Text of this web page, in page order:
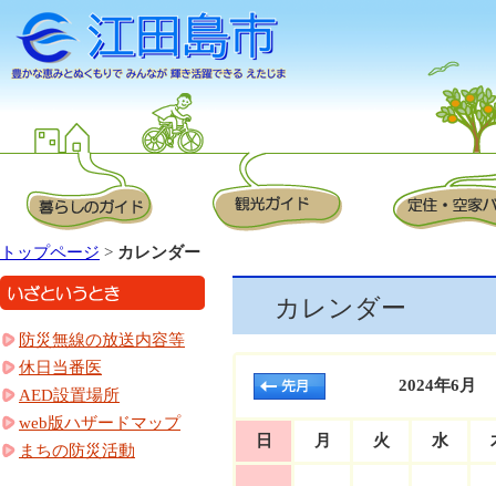
トップページ > カレンダー
カレンダー
2024年6月
日 月 火 水
防災無線の放送内容等
休日当番医
AED設置場所
web版ハザードマップ
まちの防災活動